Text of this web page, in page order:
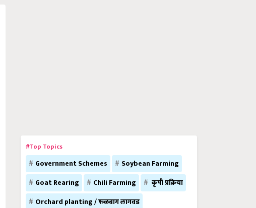
#Top Topics
Government Schemes
Soybean Farming
Goat Rearing
Chili Farming
कृषी प्रक्रिया
Orchard planting / फळबाग लागवड